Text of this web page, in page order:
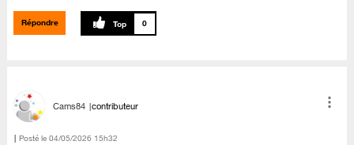
Répondre 0
Cams84 contributeur
Posté le ‎04/05/2026 15h32